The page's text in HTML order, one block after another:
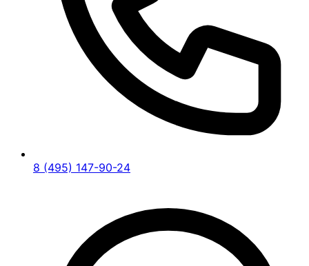
8 (495) 147-90-24